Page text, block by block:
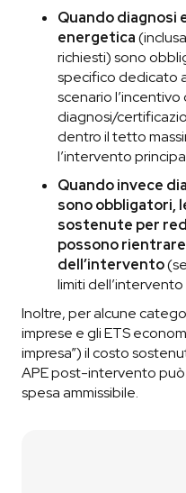
Quando diagnosi
energetica
richiesti) sono
specifico dedicato
scenario
diagnosi/
dentro il tetto
l’intervento
Quando invece
sono obbligatori,
sostenute per
possono
dell’intervento
limiti
Inoltre, per alcune
imprese e gli ETS
impresa”) il costo
APE post-intervento
spesa ammissibile.